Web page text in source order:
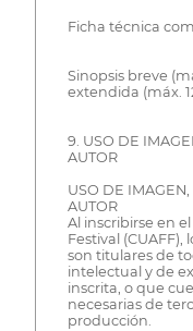
Ficha técnica
Sinopsis breve
extendida (máx.
9. USO DE
AUTOR
USO DE
AUTOR
Al inscribirse en
Festival
son titulares de
intelectual y de
inscrita, o que
necesarias de
producción.